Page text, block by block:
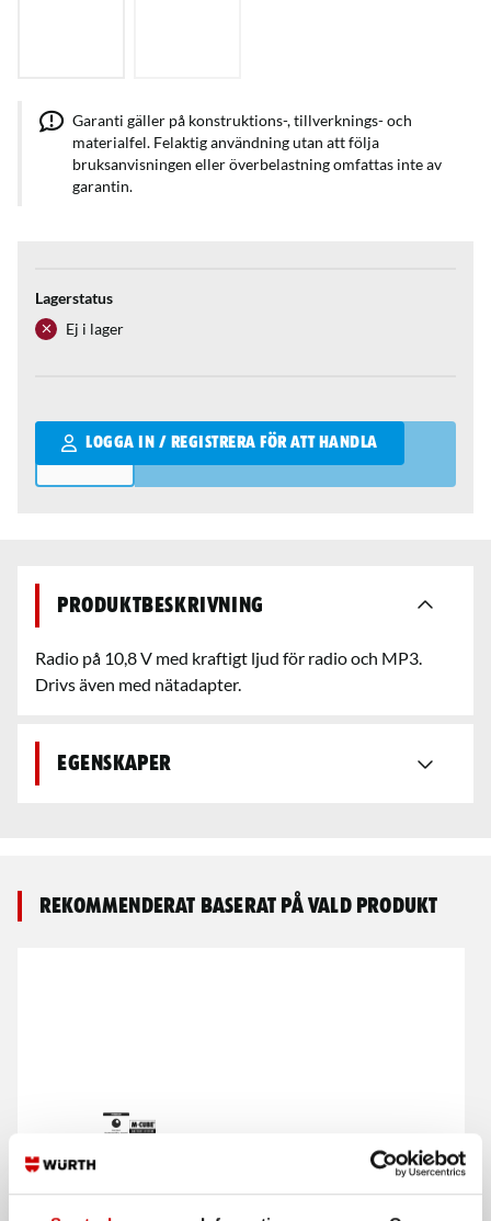
Garanti gäller på konstruktions-, tillverknings- och
materialfel. Felaktig användning utan att följa
bruksanvisningen eller överbelastning omfattas inte av
garantin.
Lagerstatus
Ej i lager
LOGGA IN / REGISTRERA FÖR ATT HANDLA
Qantity
Produktbeskrivning
Radio på 10,8 V med kraftigt ljud för radio och MP3.
Drivs även med nätadapter.
Egenskaper
Rekommenderat baserat på vald produkt
DAB+ 18V
Rutdemonteringstråd
passar till
rutdemonteringskit